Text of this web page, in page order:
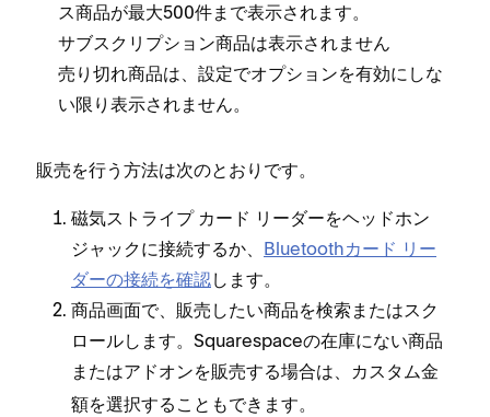
ス商品が最大500件まで表示されます⁠。
サブスクリプシ⁠ョン商品は表示されません
売り切れ商品は⁠、設定でオプシ⁠ョンを有効にしな
い限り表示されません⁠。
販売を行う方法は次のとおりです⁠。
磁気ストライプ カ⁠ード リ⁠ーダ⁠ーをヘ⁠ッドホン
ジ⁠ャ⁠ックに接続するか⁠、 Bluetoothカ⁠ード リ⁠ー
ダ⁠ーの接続を確認します⁠。
商品画面で⁠、販売したい商品を検索またはスク
ロ⁠ールします⁠。Squarespaceの在庫にない商品
またはアドオンを販売する場合は⁠、
カスタム金
額を選択することもできます⁠。